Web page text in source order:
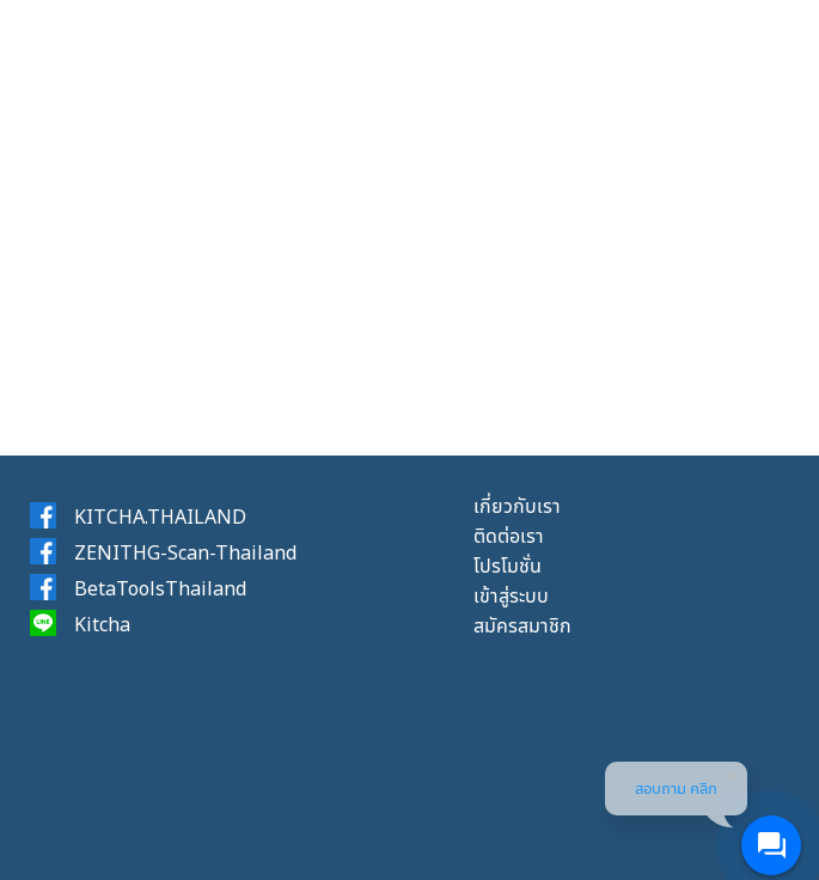
KITCHA.THAILAND
ZENITHG-Scan-Thailand
BetaToolsThailand
Kitcha
เกี่ยวกับเรา
ติดต่อเรา
โปรโมชั่น
เข้าสู่ระบบ
สมัครสมาชิก
สอบถาม คลิก